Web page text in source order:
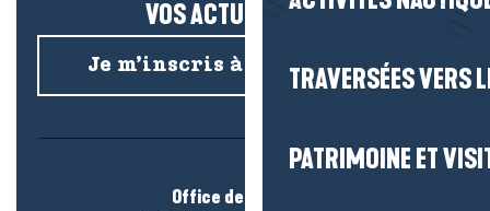
TRAVERSÉES VERS
PATRIMOINE ET
VOS ACTUS SALÉES !
Je m’inscris à la newsletter
Office de tourisme